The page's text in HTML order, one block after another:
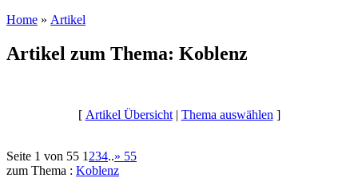
Home » Artikel
Artikel zum Thema: Koblenz
[ Artikel Übersicht| Thema auswählen ]
Seite 1 von 55 1 234..» 55
zum Thema : Koblenz